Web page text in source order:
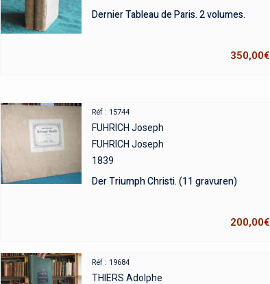
Dernier Tableau de Paris. 2 volumes.
350,00€
Réf : 15744
FUHRICH Joseph
FUHRICH Joseph
1839
Der Triumph Christi. (11 gravuren)
200,00€
Réf : 19684
THIERS Adolphe